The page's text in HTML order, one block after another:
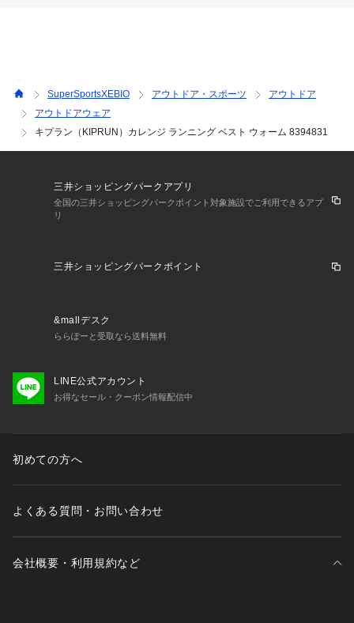
ケットについた専用ホールに通して使えます。
【商品の購入にあたっての注意事項】
※弊社独自の採寸・計量方法により計測を行っておりますた
※一部商品において弊社カラー表記がメーカーカラー表記と異
なる場合がございます。
※ブラウザやお使いのモニター環境により、掲載画像と実際の
予告なく変更することがあります。あらかじめご了承くださ
n's Mens メンズ めんず 男性 黒 ブラック ジョギング ランニ
ング 部活 クラブ 保温 吸湿速乾 runwear02   ap25ssSL
SuperSportsXEBIO アウトドア・スポーツ
アウトドア
アウトドアウェア
キプラン（KIPRUN）カレンジ ランニング ベスト ウォーム 8394831
三井ショッピングパークアプリ
全国の三井ショッピングパークポイント対象施設でご利用できるアプ
リ
三井ショッピングパークポイント
&mallデスク
ららぽーと受取なら送料無料
LINE公式アカウント
お得なセール・クーポン情報配信中
初めての方へ
よくある質問・お問い合わせ
会社概要・利用規約など